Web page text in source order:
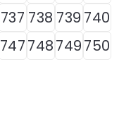
737 738 739 740
747748749750